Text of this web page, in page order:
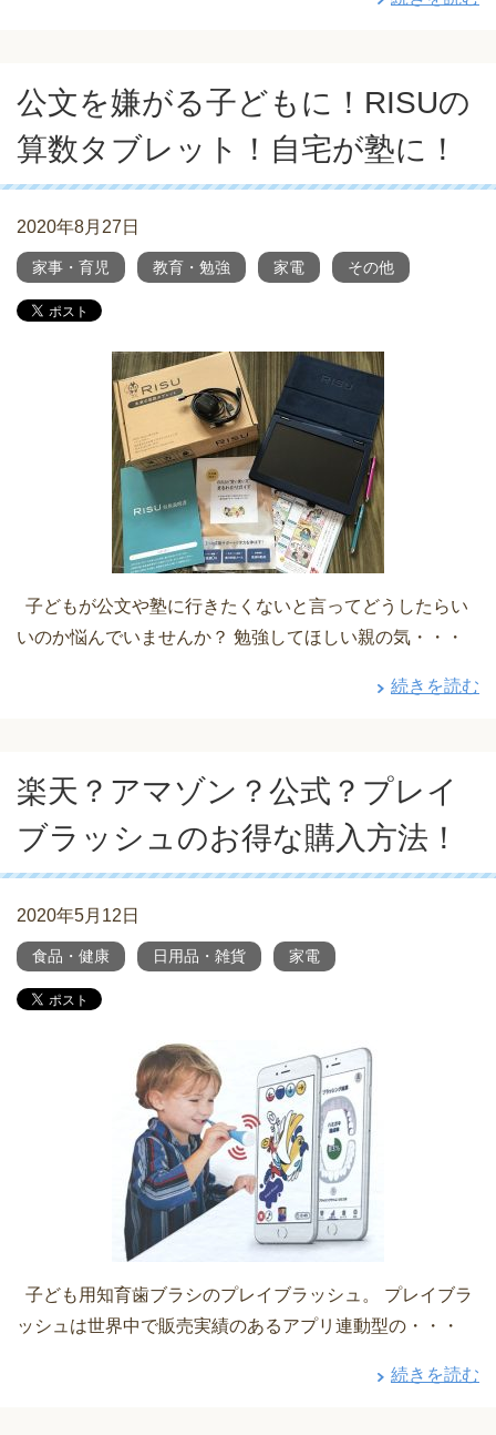
公文を嫌がる子どもに！RISUの
算数タブレット！自宅が塾に！
2020年8月27日
家事・育児 教育・勉強 家電 その他
子どもが公文や塾に行きたくないと言ってどうしたらい
いのか悩んでいませんか？ 勉強してほしい親の気・・・
続きを読む
楽天？アマゾン？公式？プレイ
ブラッシュのお得な購入方法！
2020年5月12日
食品・健康 日用品・雑貨 家電
子ども用知育歯ブラシのプレイブラッシュ。 プレイブラ
ッシュは世界中で販売実績のあるアプリ連動型の・・・
続きを読む